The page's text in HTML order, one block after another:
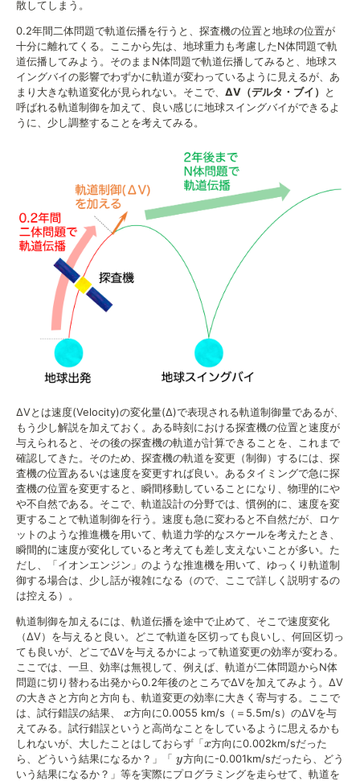
散してしまう。
0.2年間二体問題で軌道伝播を行うと、探査機の位置と地球の位置が
十分に離れてくる。ここから先は、地球重力も考慮したN体問題で軌
道伝播してみよう。そのままN体問題で軌道伝播してみると、地球ス
イングバイの影響でわずかに軌道が変わっているように見えるが、あ
まり大きな軌道変化が見られない。そこで、 ΔV（デルタ・ブイ）
と
呼ばれる軌道制御を加えて、良い感じに地球スイングバイができるよ
うに、少し調整することを考えてみる。
ΔVとは速度(Velocity)の変化量(Δ)で表現される軌道制御量であるが、
もう少し解説を加えておく。ある時刻における探査機の位置と速度が
与えられると、その後の探査機の軌道が計算できることを、これまで
確認してきた。そのため、探査機の軌道を変更（制御）するには、探
査機の位置あるいは速度を変更すれば良い。あるタイミングで急に探
査機の位置を変更すると、瞬間移動していることになり、物理的にや
や不自然である。そこで、軌道設計の分野では、慣例的に、速度を変
更することで軌道制御を行う。速度も急に変わると不自然だが、ロケ
ットのような推進機を用いて、軌道力学的なスケールを考えたとき、
瞬間的に速度が変化していると考えても差し支えないことが多い。た
だし、「イオンエンジン」のような推進機を用いて、ゆっくり軌道制
御する場合は、少し話が複雑になる（ので、ここで詳しく説明するの
は控える）。
軌道制御を加えるには、軌道伝播を途中で止めて、そこで速度変化
（ΔV）を与えると良い。どこで軌道を区切っても良いし、何回区切っ
ても良いが、どこでΔVを与えるかによって軌道変更の効率が変わる。
ここでは、一旦、効率は無視して、例えば、軌道が二体問題からN体
問題に切り替わる出発から0.2年後のところでΔVを加えてみよう。ΔV
の大きさと方向と方向も、軌道変更の効率に大きく寄与する。ここで
は、試行錯誤の結果、 x
x方向に0.0055 km/s（＝5.5m/s）のΔVを与
えてみる。試行錯誤というと高尚なことをしているように思えるかも
しれないが、大したことはしておらず「x
x方向に0.002km/sだった
ら、どういう結果になるか？」「 y
y方向に-0.001km/sだったら、どう
いう結果になるか？」等を実際にプログラミングを走らせて、軌道を